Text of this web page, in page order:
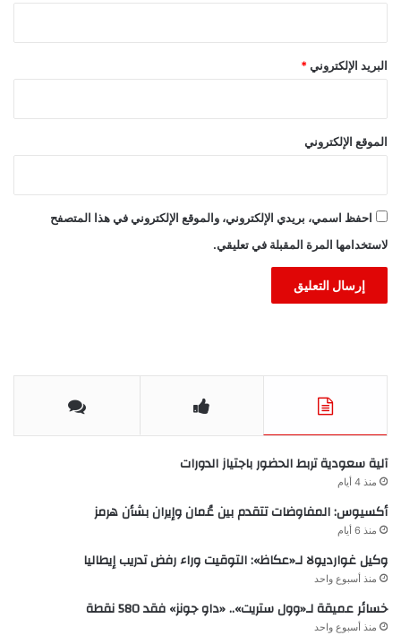
البريد الإلكتروني *
الموقع الإلكتروني
احفظ اسمي، بريدي الإلكتروني، والموقع الإلكتروني في هذا المتصفح
لاستخدامها المرة المقبلة في تعليقي.
آلية سعودية تربط الحضور باجتياز الدورات
منذ 4 أيام
أكسيوس: المفاوضات تتقدم بين عُمان وإيران بشأن هرمز
منذ 6 أيام
وكيل غوارديولا لـ«عكاظ»: التوقيت وراء رفض تدريب إيطاليا
منذ أسبوع واحد
خسائر عميقة لـ«وول ستريت».. «داو جونز» فقد 580 نقطة
منذ أسبوع واحد